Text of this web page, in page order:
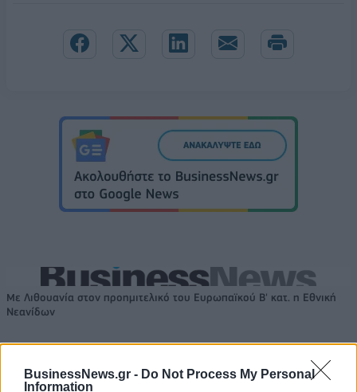
BusinessNews.gr - Do Not Process My Personal
Information
Με Λιθουανία στον προημιτελικό του Ευρωπαϊκού Β' κατ. η Εθνική
Νεανίδων
Αλέξης Γιαννούλιας: Υποψήφιος
Δήμαρχος στο Σικάγο ο άλλοτε